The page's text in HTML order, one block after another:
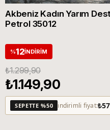
Akbeniz Kadın Yarım
Petrol 35012
%12İNDIRIM
₺1.299,90
₺1.149,90
SEPETTE %50 indirimli fiyat: